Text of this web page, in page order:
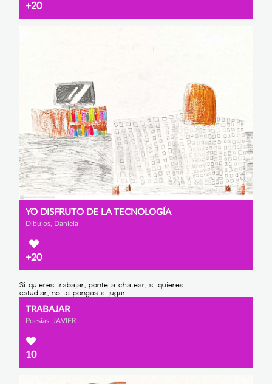
+20
YO DISFRUTO DE LA TECNOLOGÍA
Dibujos, Daniela
+20
TRABAJAR
Poesías, JAVIER
10